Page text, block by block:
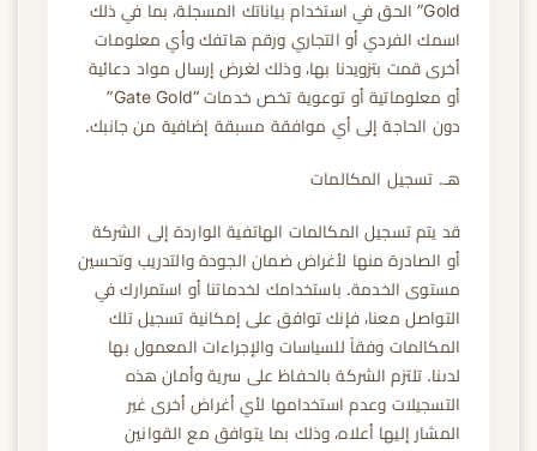
Gold” الحق في استخدام بياناتك المسجلة، بما في ذلك
اسمك الفردي أو التجاري ورقم هاتفك وأي معلومات
أخرى قمت بتزويدنا بها، وذلك لغرض إرسال مواد دعائية
أو معلوماتية أو توعوية تخص خدمات “Gate Gold”
دون الحاجة إلى أي موافقة مسبقة إضافية من جانبك.
هـ. تسجيل المكالمات
قد يتم تسجيل المكالمات الهاتفية الواردة إلى الشركة
أو الصادرة منها لأغراض ضمان الجودة والتدريب وتحسين
مستوى الخدمة. باستخدامك لخدماتنا أو استمرارك في
التواصل معنا، فإنك توافق على إمكانية تسجيل تلك
المكالمات وفقاً للسياسات والإجراءات المعمول بها
لدىنا. تلتزم الشركة بالحفاظ على سرية وأمان هذه
التسجيلات وعدم استخدامها لأي أغراض أخرى غير
المشار إليها أعلاه، وذلك بما يتوافق مع القوانين